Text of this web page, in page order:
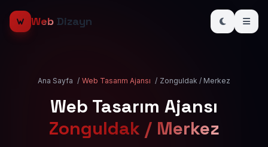
Web Dizayn
Ana Sayfa / Web Tasarım Ajansı / Zonguldak / Merkez
Web Tasarım Ajansı
Zonguldak / Merkez